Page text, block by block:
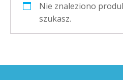
Nie znaleziono
szukasz.